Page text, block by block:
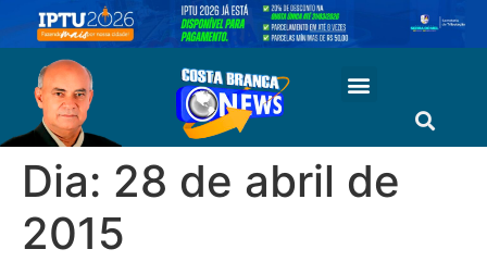
Dia: 28 de abril de
2015